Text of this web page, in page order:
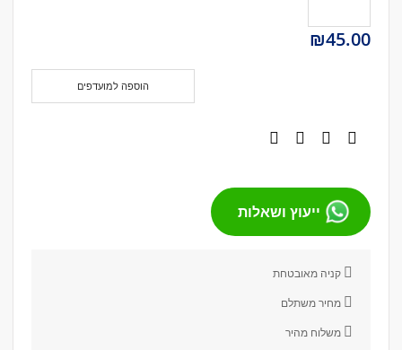
₪45.00
הוספה למועדפים
ייעוץ ושאלות
קניה מאובטחת
מחיר משתלם
משלוח מהיר